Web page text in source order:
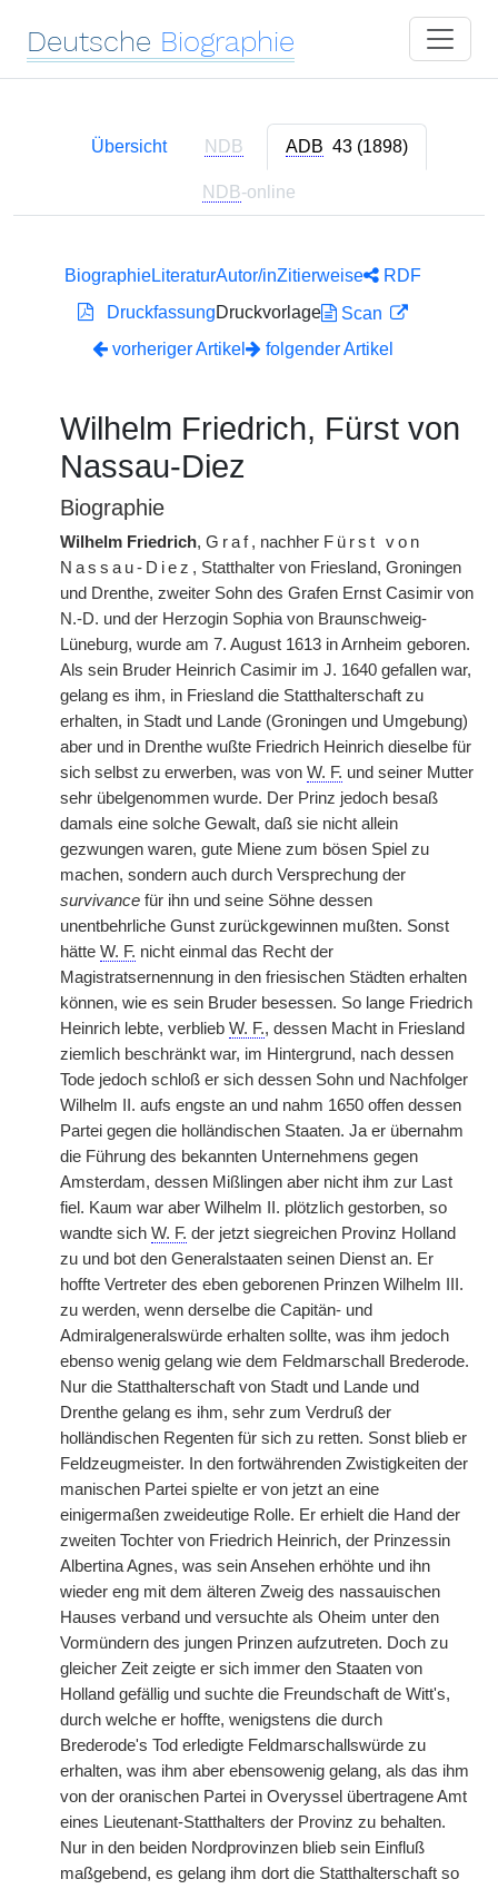
Deutsche Biographie
Übersicht NDB ADB 43 (1898)
NDB-online
BiographieLiteraturAutor/inZitierweise
RDF
DruckfassungDruckvorlage
Scan
vorheriger Artikel
folgender Artikel
Wilhelm Friedrich, Fürst von
Nassau-Diez
Biographie
Wilhelm Friedrich, Graf, nachher Fürst von
Nassau-Diez , Statthalter von Friesland, Groningen
und Drenthe, zweiter Sohn des Grafen Ernst Casimir von
N.-D. und der Herzogin Sophia von Braunschweig-
Lüneburg, wurde am 7. August 1613 in Arnheim geboren.
Als sein Bruder Heinrich Casimir im J. 1640 gefallen war,
gelang es ihm, in Friesland die Statthalterschaft zu
erhalten, in Stadt und Lande (Groningen und Umgebung)
aber und in Drenthe wußte Friedrich Heinrich dieselbe für
sich selbst zu erwerben, was von W. F. und seiner Mutter
sehr übelgenommen wurde. Der Prinz jedoch besaß
damals eine solche Gewalt, daß sie nicht allein
gezwungen waren, gute Miene zum bösen Spiel zu
machen, sondern auch durch Versprechung der
survivance für ihn und seine Söhne dessen
unentbehrliche Gunst zurückgewinnen mußten. Sonst
hätte W. F. nicht einmal das Recht der
Magistratsernennung in den friesischen Städten erhalten
können, wie es sein Bruder besessen. So lange Friedrich
Heinrich lebte, verblieb W. F., dessen Macht in Friesland
ziemlich beschränkt war, im Hintergrund, nach dessen
Tode jedoch schloß er sich dessen Sohn und Nachfolger
Wilhelm II. aufs engste an und nahm 1650 offen dessen
Partei gegen die holländischen Staaten. Ja er übernahm
die Führung des bekannten Unternehmens gegen
Amsterdam, dessen Mißlingen aber nicht ihm zur Last
fiel. Kaum war aber Wilhelm II. plötzlich gestorben, so
wandte sich W. F. der jetzt siegreichen Provinz Holland
zu und bot den Generalstaaten seinen Dienst an. Er
hoffte Vertreter des eben geborenen Prinzen Wilhelm III.
zu werden, wenn derselbe die Capitän- und
Admiralgeneralswürde erhalten sollte, was ihm jedoch
ebenso wenig gelang wie dem Feldmarschall Brederode.
Nur die Statthalterschaft von Stadt und Lande und
Drenthe gelang es ihm, sehr zum Verdruß der
holländischen Regenten für sich zu retten. Sonst blieb er
Feldzeugmeister. In den fortwährenden Zwistigkeiten der
manischen Partei spielte er von jetzt an eine
einigermaßen zweideutige Rolle. Er erhielt die Hand der
zweiten Tochter von Friedrich Heinrich, der Prinzessin
Albertina Agnes, was sein Ansehen erhöhte und ihn
wieder eng mit dem älteren Zweig des nassauischen
Hauses verband und versuchte als Oheim unter den
Vormündern des jungen Prinzen aufzutreten. Doch zu
gleicher Zeit zeigte er sich immer den Staaten von
Holland gefällig und suchte die Freundschaft de Witt's,
durch welche er hoffte, wenigstens die durch
Brederode's Tod erledigte Feldmarschallswürde zu
erhalten, was ihm aber ebensowenig gelang, als das ihm
von der oranischen Partei in Overyssel übertragene Amt
eines Lieutenant-Statthalters der Provinz zu behalten.
Nur in den beiden Nordprovinzen blieb sein Einfluß
maßgebend, es gelang ihm dort die Statthalterschaft so